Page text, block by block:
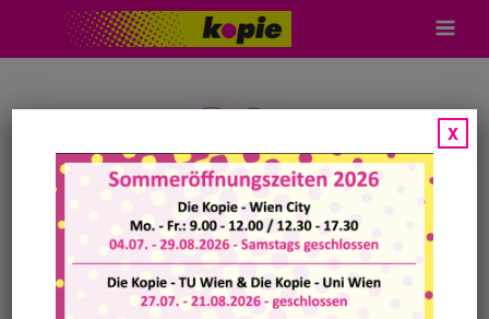
Skip
to
content
die Kopie01
Wien City
1010 Wien
Franz-Josefs-Kai 33
01@diekopie.at
+43 699 17 54 15 44
X